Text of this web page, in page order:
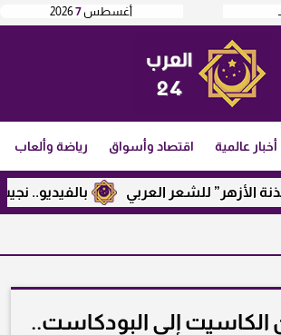
أغسطس7
2026
أخبار عالمية اقتصاد وأسواق رياضة وألعاب
بالفيديو.. نجيب للشعر العربي
الكاسيت إلى البودكاست..